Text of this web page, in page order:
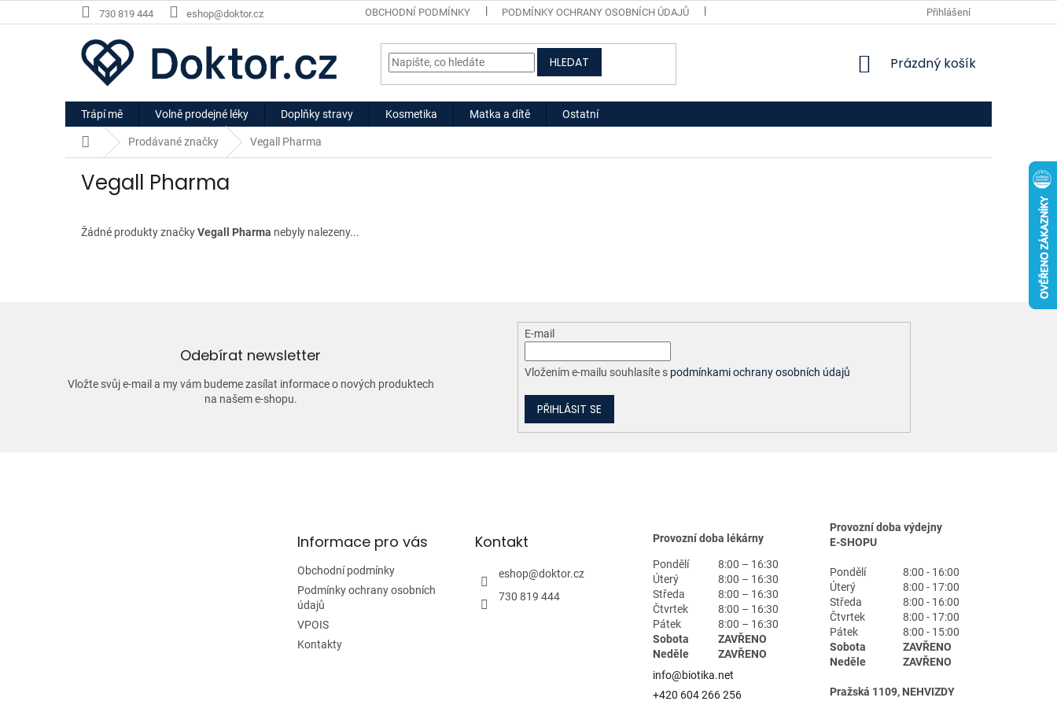
na
730 819 444 eshop@doktor.cz OBCHODNÍ PODMÍNKY PODMÍNKY OCHRANY OSOBNÍCH ÚDAJŮ Přihlášení
HLEDAT
NÁKUPNÍ
Prázdný košík
Trápí mě Volně prodejné léky Doplňky stravy Kosmetika Matka a dítě Ostatní
Domů Prodávané značky Vegall Pharma
Vegall Pharma
Žádné produkty značkyVegall Pharma nebyly nalezeny...
Odebírat newsletter
Vložte svůj e-mail a my vám budeme zasílat informace o nových produktech
na našem e-shopu.
E-mail
Vložením e-mailu souhlasíte s podmínkami ochrany osobních údajů
PŘIHLÁSIT SE
Informace pro vás
Obchodní podmínky
Podmínky ochrany osobních
údajů
VPOIS
Kontakty
Kontakt
eshop@doktor.cz
730 819 444
Provozní doba lékárny
Pondělí
8:00 – 16:30
Úterý
8:00 – 16:30
Středa
8:00 – 16:30
Čtvrtek
8:00 – 16:30
Pátek
8:00 – 16:30
Sobota
ZAVŘENO
Neděle
ZAVŘENO
info@biotika.net
+420 604 266 256
Provozní doba výdejny
E-SHOPU
Pondělí
8:00 - 16:00
Úterý
8:00 - 17:00
Středa
8:00 - 16:00
Čtvrtek
8:00 - 17:00
Pátek
8:00 - 15:00
Sobota
ZAVŘENO
Neděle
ZAVŘENO
Pražská 1109, NEHVIZDY